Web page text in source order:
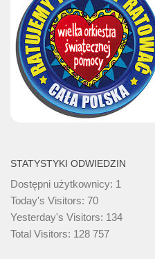
STATYSTYKI ODWIEDZIN
Dostępni użytkownicy: 1
Today's Visitors: 70
Yesterday's Visitors: 134
Total Visitors: 128 757